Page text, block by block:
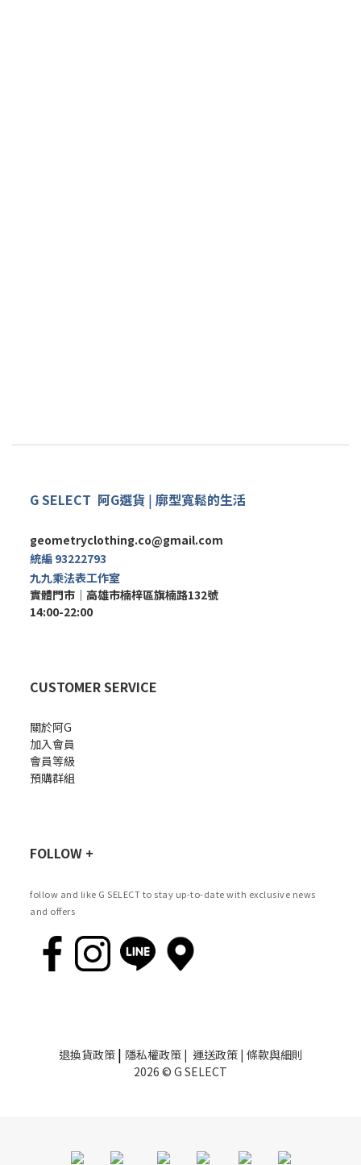
G SELECT 阿G選貨 | 廓型寬鬆的生活
geometryclothing.co@gmail.com
統編 93222793
九九乘法表工作室
實體門市｜ 高雄市楠梓區旗楠路132號
14:00-22:00
CUSTOMER SERVICE
關於阿G
加入會員
會員等級
預購群組
FOLLOW +
follow and like G SELECT to stay up-to-date with exclusive news
and offers
退換貨政策 | 隱私權政策| 運送政策| 條款與細則
2026 © G SELECT